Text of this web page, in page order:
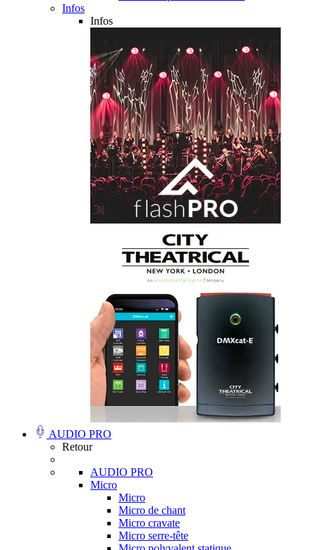
Infos
Infos
AUDIO PRO
Retour
AUDIO PRO
Micro
Micro
Micro de chant
Micro cravate
Micro serre-tête